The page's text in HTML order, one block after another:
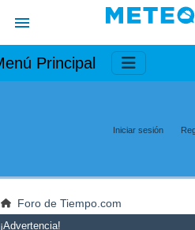
Principal
Iniciar sesión
Foro de Tiempo.com
¡Advertencia!